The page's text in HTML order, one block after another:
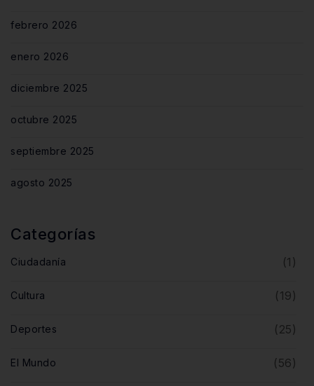
febrero 2026
enero 2026
diciembre 2025
octubre 2025
septiembre 2025
agosto 2025
Categorías
Ciudadanía (1)
Cultura (19)
Deportes (25)
El Mundo (56)